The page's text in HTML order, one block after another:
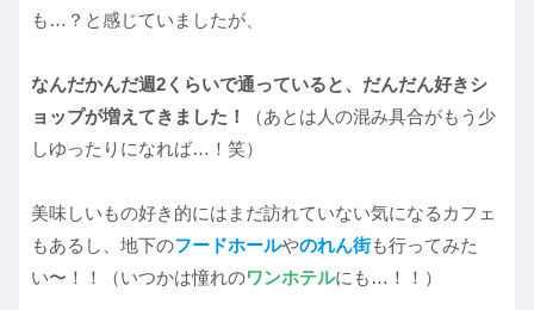
も…？と感じていましたが、
なんだかんだ週2くらいで通っていると、だんだん好きシ
ョップが増えてきました！
（あとは人の混み具合がもう少
しゆったりになれば…！笑）
美味しいもの好き的にはまだ訪れていない気になるカフェ
もあるし、地下のフードホールやのれん街も行ってみた
い〜！！（いつかは憧れのワンホテルにも…！！）